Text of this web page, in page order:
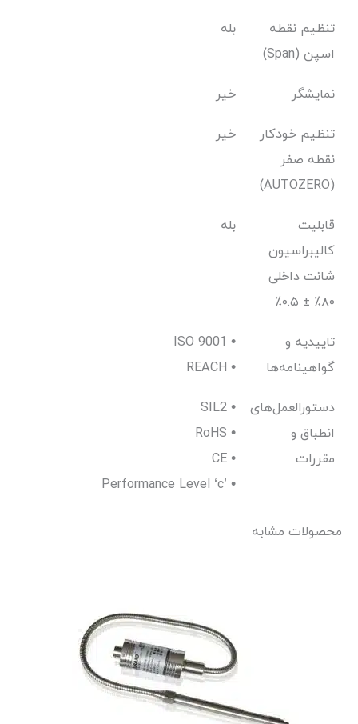
تنظیم نقطه
اسپن (Span)
بله
نمایشگر خیر
تنظیم خودکار
نقطه صفر
(AUTOZERO)
خیر
قابلیت
کالیبراسیون
شانت داخلی
۸۰٪ ± ۰.۵٪
بله
تاییدیه و
گواهینامه‌ها
ISO 9001 •
REACH •
دستورالعمل‌های
انطباق و
مقررات
SIL2 •
RoHS •
CE •
Performance Level ‘c’ •
محصولات مشابه